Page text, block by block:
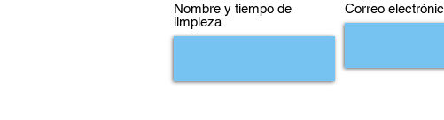
Nombre y tiempo de
limpieza
Correo